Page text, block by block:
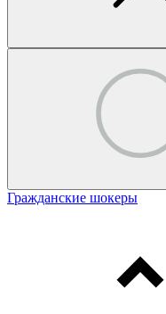
Гражданские шокеры